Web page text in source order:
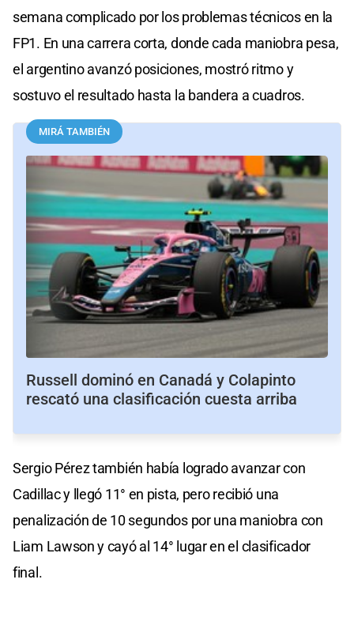
semana complicado por los problemas técnicos en la
FP1. En una carrera corta, donde cada maniobra pesa,
el argentino avanzó posiciones, mostró ritmo y
sostuvo el resultado hasta la bandera a cuadros.
MIRÁ TAMBIÉN
Russell dominó en Canadá y Colapinto
rescató una clasificación cuesta arriba
Sergio Pérez también había logrado avanzar con
Cadillac y llegó 11° en pista, pero recibió una
penalización de 10 segundos por una maniobra con
Liam Lawson y cayó al 14° lugar en el clasificador
final.